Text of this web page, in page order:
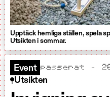
Upptäck hemliga ställen, spela
Utsikten i sommar.
Event passerat –
Utsikten